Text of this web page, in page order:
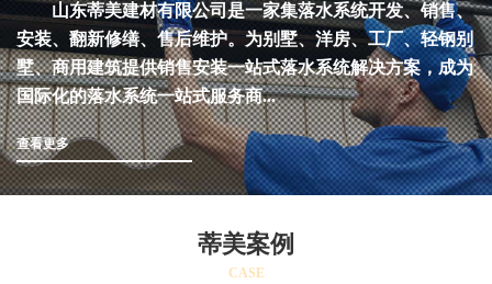
山东蒂美建材有限公司是一家集落水系统开发、销售、
安装、翻新修缮、售后维护。为别墅、洋房、工厂、轻钢别
墅、商用建筑提供销售安装一站式落水系统解决方案，成为
国际化的落水系统一站式服务商...
查看更多
蒂美案例
CASE